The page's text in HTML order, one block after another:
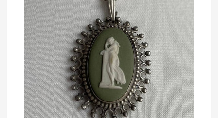
Loading...